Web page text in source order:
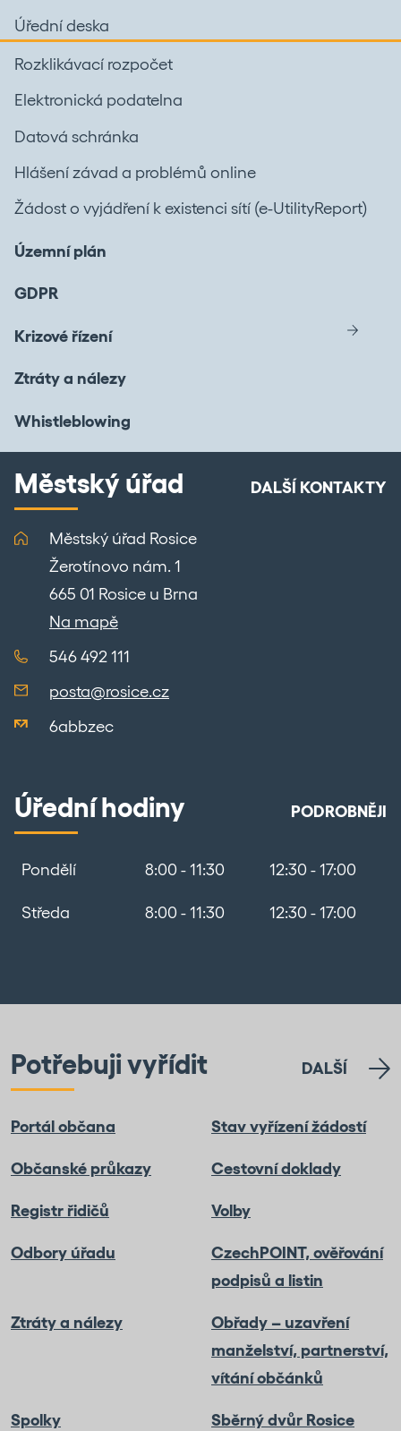
Úřední deska
Rozklikávací rozpočet
Elektronická podatelna
Datová schránka
Hlášení závad a problémů online
Žádost o vyjádření k existenci sítí (e-UtilityReport)
Územní plán
GDPR
Krizové řízení
Ztráty a nálezy
Whistleblowing
Městský úřad DALŠÍ KONTAKTY
Městský úřad Rosice
Žerotínovo nám. 1
665 01 Rosice u Brna
Na mapě
546 492 111
posta@rosice.cz
6abbzec
Úřední hodiny PODROBNĚJI
Pondělí 8:00 - 11:30 12:30 - 17:00
Středa 8:00 - 11:30 12:30 - 17:00
Potřebuji vyřídit DALŠÍ
Portál občana Stav vyřízení žádostí
Občanské průkazy Cestovní doklady
Registr řidičů Volby
Odbory úřadu
CzechPOINT, ověřování
podpisů a listin
Ztráty a nálezy
Obřady – uzavření
manželství, partnerství,
vítání občánků
Spolky Sběrný dvůr Rosice